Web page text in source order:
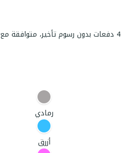
4 دفعات بدون رسوم تأخير، متوافقة مع
رمادي
أزرق